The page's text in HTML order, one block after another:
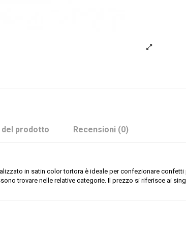
prodotto Recensioni (0)
in satin color tortora è ideale per confezionare
trovare nelle relative categorie. Il prezzo si riferisce ai